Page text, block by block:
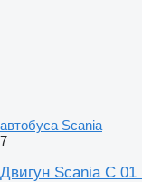
автобуса Scania
7
Двигун Scania С 01